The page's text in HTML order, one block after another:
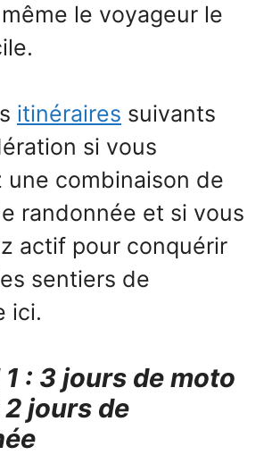
le voyageur le
itinéraires suivants
si vous
une combinaison de
randonnée et si vous
actif pour conquérir
sentiers de
ici.
1 : 3 jours de moto
jours de